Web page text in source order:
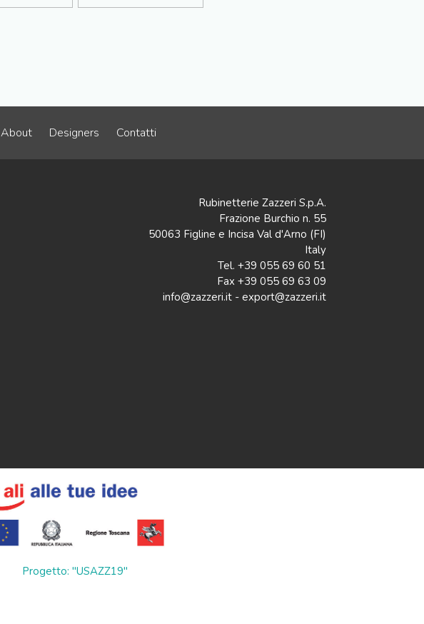
About Designers Contatti
Rubinetterie Zazzeri S.p.A.
Frazione Burchio n. 55
50063 Figline e Incisa Val d'Arno (FI)
Italy
Tel. +39 055 69 60 51
Fax +39 055 69 63 09
info@zazzeri.it - export@zazzeri.it
Progetto: "USAZZ19"